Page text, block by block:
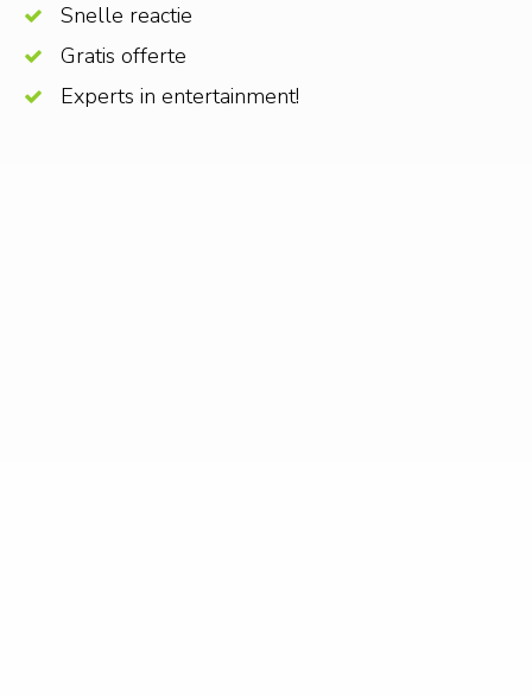
Snelle reactie
Gratis offerte
Experts in entertainment!